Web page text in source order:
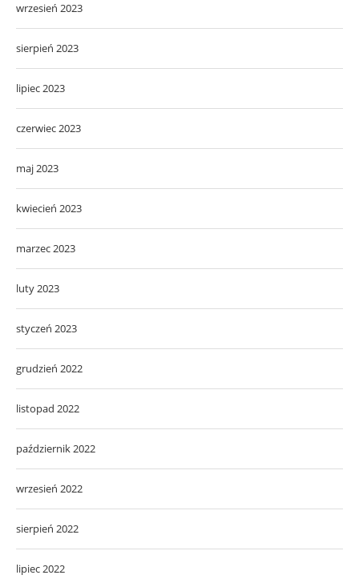
wrzesień 2023
sierpień 2023
lipiec 2023
czerwiec 2023
maj 2023
kwiecień 2023
marzec 2023
luty 2023
styczeń 2023
grudzień 2022
listopad 2022
październik 2022
wrzesień 2022
sierpień 2022
lipiec 2022